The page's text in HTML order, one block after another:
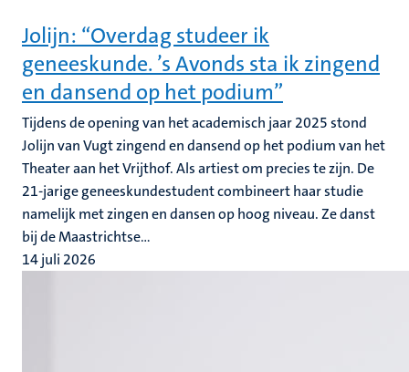
Jolijn: “Overdag studeer ik
geneeskunde. ’s Avonds sta ik zingend
en dansend op het podium”
Tijdens de opening van het academisch jaar 2025 stond
Jolijn van Vugt zingend en dansend op het podium van het
Theater aan het Vrijthof. Als artiest om precies te zijn. De
21-jarige geneeskundestudent combineert haar studie
namelijk met zingen en dansen op hoog niveau. Ze danst
bij de Maastrichtse...
14 juli 2026